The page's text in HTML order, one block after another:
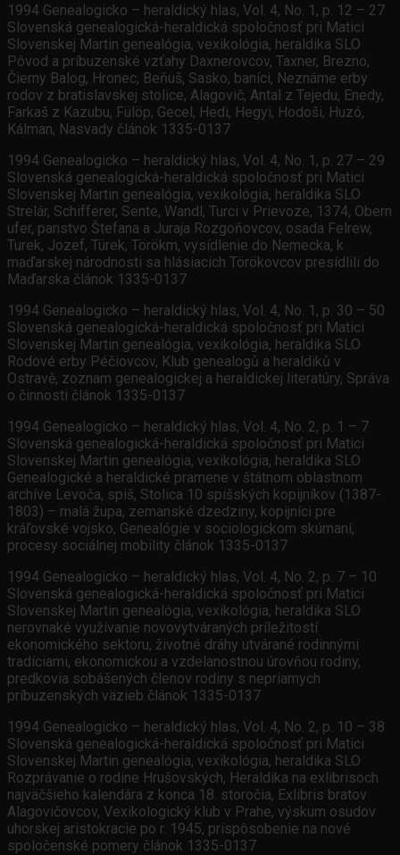
1994 Genealogicko – heraldický hlas, Vol. 4, No. 1, p. 12 – 27
Slovenská genealogická-heraldická spoločnosť pri Matici
Slovenskej Martin genealógia, vexikológia, heraldika SLO
Pôvod a príbuzenské vzťahy Daxnerovcov, Taxner, Brezno,
Čierny Balog, Hronec, Beňuš, Sasko, baníci, Neznáme erby
rodov z bratislavskej stolice, Alagovič, Antal z Tejedu, Enedy,
Farkaš z Kazubu, Fülöp, Gecel, Hedi, Hegyi, Hodoši, Huzó,
Kálman, Nasvady článok 1335-0137
1994 Genealogicko – heraldický hlas, Vol. 4, No. 1, p. 27 – 29
Slovenská genealogická-heraldická spoločnosť pri Matici
Slovenskej Martin genealógia, vexikológia, heraldika SLO
Strelár, Schifferer, Sente, Wandl, Turci v Prievoze, 1374, Obern
ufer, panstvo Štefana a Juraja Rozgoňovcov, osada Felrew,
Turek, Jozef, Türek, Törökm, vysídlenie do Nemecka, k
maďarskej národnosti sa hlásiacich Törökovcov presídlili do
Maďarska článok 1335-0137
1994 Genealogicko – heraldický hlas, Vol. 4, No. 1, p. 30 – 50
Slovenská genealogická-heraldická spoločnosť pri Matici
Slovenskej Martin genealógia, vexikológia, heraldika SLO
Rodové erby Péčiovcov, Klub genealogů a heraldiků v
Ostravě, zoznam genealogickej a heraldickej literatúry, Správa
o činnosti článok 1335-0137
1994 Genealogicko – heraldický hlas, Vol. 4, No. 2, p. 1 – 7
Slovenská genealogická-heraldická spoločnosť pri Matici
Slovenskej Martin genealógia, vexikológia, heraldika SLO
Genealogické a heraldické pramene v štátnom oblastnom
archíve Levoča, spiš, Stolica 10 spišských kopijníkov (1387-
1803) – malá župa, zemanské dzedziny, kopijníci pre
kráľovské vojsko, Genealógie v sociologickom skúmaní,
procesy sociálnej mobility článok 1335-0137
1994 Genealogicko – heraldický hlas, Vol. 4, No. 2, p. 7 – 10
Slovenská genealogická-heraldická spoločnosť pri Matici
Slovenskej Martin genealógia, vexikológia, heraldika SLO
nerovnaké využívanie novovytváraných príležitostí
ekonomického sektoru, životné dráhy utvárané rodinnými
tradíciami, ekonomickou a vzdelanostnou úrovňou rodiny,
predkovia sobášených členov rodiny s nepriamych
príbuzenských väzieb článok 1335-0137
1994 Genealogicko – heraldický hlas, Vol. 4, No. 2, p. 10 – 38
Slovenská genealogická-heraldická spoločnosť pri Matici
Slovenskej Martin genealógia, vexikológia, heraldika SLO
Rozprávanie o rodine Hrušovských, Heraldika na exlibrisoch
najväčšieho kalendára z konca 18. storočia, Exlibris bratov
Alagovičovcov, Vexikologický klub v Prahe, výskum osudov
uhorskej aristokracie po r. 1945, prispôsobenie na nové
spoločenské pomery článok 1335-0137